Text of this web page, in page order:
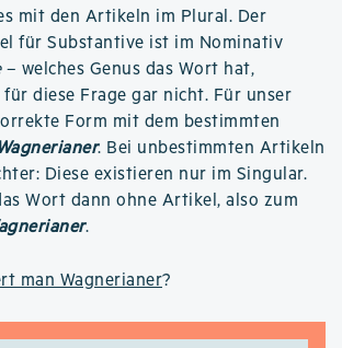
mit den Artikeln im Plural. Der
für Substantive ist im Nominativ
– welches Genus das Wort hat,
diese Frage gar nicht. Für unser
Form mit dem bestimmten
. Bei unbestimmten Artikeln
Diese existieren nur im Singular.
Wort dann ohne Artikel, also zum
.
man Wagnerianer?